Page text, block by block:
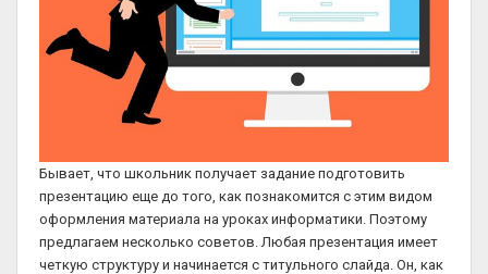
Бывает, что школьник получает задание подготовить
презентацию еще до того, как познакомится с этим видом
оформления материала на уроках информатики. Поэтому
предлагаем несколько советов. Любая презентация имеет
четкую структуру и начинается с титульного слайда. Он, как